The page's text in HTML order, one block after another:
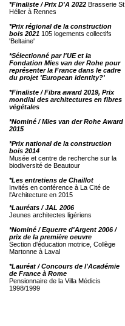
*Finaliste / Prix D'A 2022 Brasserie St
Hélier à Rennes
*Prix régional de la construction
bois 2021 105 logements collectifs
'Beltaine'
*Sélectionné par l'UE et la
Fondation Mies van der Rohe pour
représenter la France dans le cadre
du projet 'European identity?'
*Finaliste / Fibra award 2019, Prix
mondial des architectures en fibres
végétales
*Nominé / Mies van der Rohe Award
2015
*Prix national de la construction
bois 2014
Musée et centre de recherche sur la
biodiversité de Beautour
*Les entretiens de Chaillot
Invités en conférence à La Cité de
l'Architecture en 2015
*Lauréats / JAL 2006
Jeunes architectes ligériens
*Nominé / Equerre d'Argent 2006 /
prix de la première oeuvre
Section d'éducation motrice, Collège
Martonne à Laval
*Lauréat / Concours de l'Académie
de France à Rome
Pensionnaire de la Villa Médicis
1998/1999